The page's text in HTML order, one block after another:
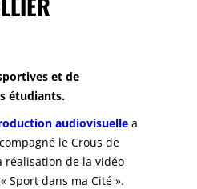
et de
étudiants.
audiovisuelle a
le Crous de
réalisation de la vidéo
Sport dans ma Cité ».